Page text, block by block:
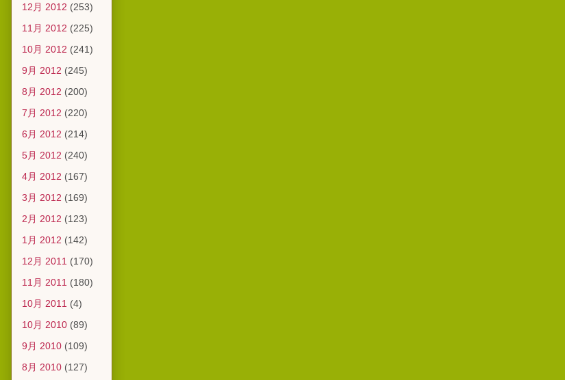
12月 2012 (253)
11月 2012 (225)
10月 2012 (241)
9月 2012 (245)
8月 2012 (200)
7月 2012 (220)
6月 2012 (214)
5月 2012 (240)
4月 2012 (167)
3月 2012 (169)
2月 2012 (123)
1月 2012 (142)
12月 2011 (170)
11月 2011 (180)
10月 2011 (4)
10月 2010 (89)
9月 2010 (109)
8月 2010 (127)